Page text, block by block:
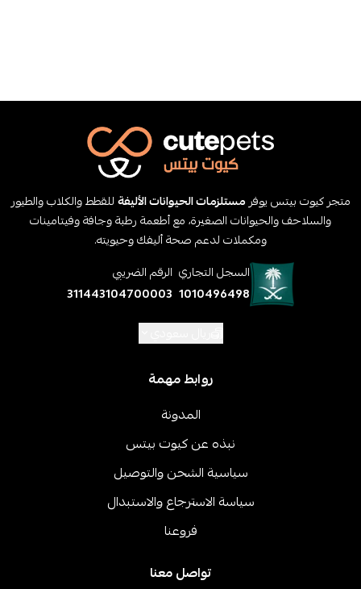
متجر كيوت بيتس يوفر مستلزمات الحيوانات الأليفةللقطط والكلاب والطيور
والسلاحف والحيوانات الصغيرة، مع أطعمة رطبة وجافة وفيتامينات
ومكملات لدعم صحة أليفك وحيويته.
السجل التجاري
1010496498
الرقم الضريبي
311443104700003
روابط مهمة
المدونة
نبذه عن كيوت بيتس
سياسية الشحن والتوصيل
سياسة الاسترجاع والاستبدال
فروعنا
تواصل معنا